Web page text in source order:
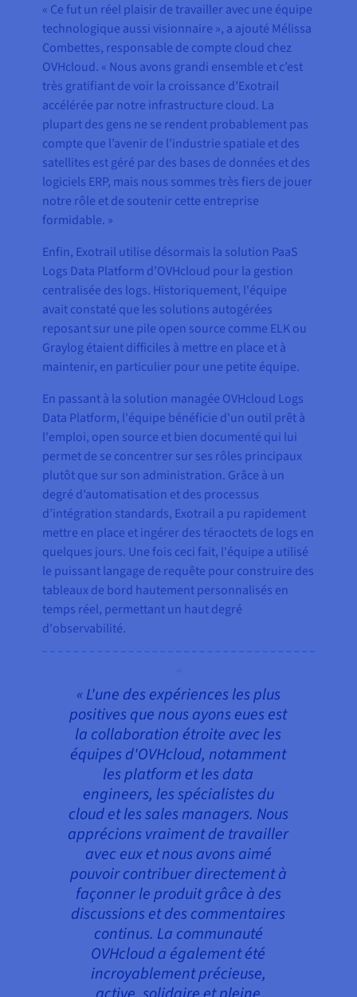
« Ce fut un réel plaisir de travailler avec une équipe
technologique aussi visionnaire », a ajouté Mélissa
Combettes, responsable de compte cloud chez
OVHcloud. « Nous avons grandi ensemble et c’est
très gratifiant de voir la croissance d’Exotrail
accélérée par notre infrastructure cloud. La
plupart des gens ne se rendent probablement pas
compte que l’avenir de l’industrie spatiale et des
satellites est géré par des bases de données et des
logiciels ERP, mais nous sommes très fiers de jouer
notre rôle et de soutenir cette entreprise
formidable. »
Enfin, Exotrail utilise désormais la solution PaaS
Logs Data Platform d’OVHcloud pour la gestion
centralisée des logs. Historiquement, l'équipe
avait constaté que les solutions autogérées
reposant sur une pile open source comme ELK ou
Graylog étaient difficiles à mettre en place et à
maintenir, en particulier pour une petite équipe.
En passant à la solution managée OVHcloud Logs
Data Platform, l'équipe bénéficie d'un outil prêt à
l'emploi, open source et bien documenté qui lui
permet de se concentrer sur ses rôles principaux
plutôt que sur son administration. Grâce à un
degré d’automatisation et des processus
d’intégration standards, Exotrail a pu rapidement
mettre en place et ingérer des téraoctets de logs en
quelques jours. Une fois ceci fait, l'équipe a utilisé
le puissant langage de requête pour construire des
tableaux de bord hautement personnalisés en
temps réel, permettant un haut degré
d'observabilité.
« L'une des expériences les plus
positives que nous ayons eues est
la collaboration étroite avec les
équipes d'OVHcloud, notamment
les platform et les data
engineers, les spécialistes du
cloud et les sales managers. Nous
apprécions vraiment de travailler
avec eux et nous avons aimé
pouvoir contribuer directement à
façonner le produit grâce à des
discussions et des commentaires
continus. La communauté
OVHcloud a également été
incroyablement précieuse,